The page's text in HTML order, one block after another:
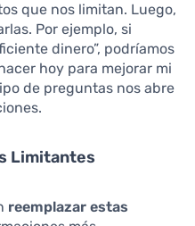
que nos limitan. Luego,
Por ejemplo, si
dinero”, podríamos
hoy para mejorar mi
de preguntas nos abre
Limitantes
reemplazar estas